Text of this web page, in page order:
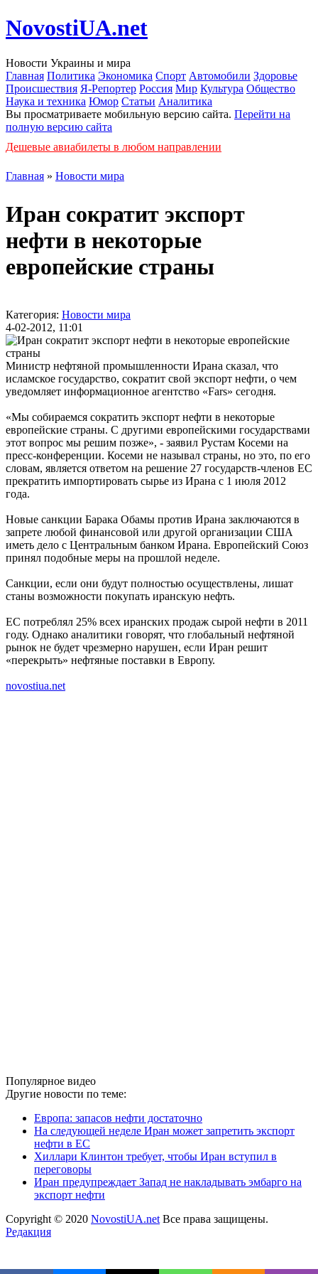
NovostiUA.net
Новости Украины и мира
Главная Политика Экономика Спорт Автомобили Здоровье
Происшествия Я-Репортер Россия Мир Культура Общество
Наука и техника Юмор Статьи Аналитика
Вы просматриваете мобильную версию сайта. Перейти на
полную версию сайта
Дешевые авиабилеты в любом направлении
Главная » Новости мира
Иран сократит экспорт
нефти в некоторые
европейские страны
Категория: Новости мира
4-02-2012, 11:01
Министр нефтяной промышленности Ирана сказал, что
исламское государство, сократит свой экспорт нефти, о чем
уведомляет информационное агентство «Fars» сегодня.
«Мы собираемся сократить экспорт нефти в некоторые
европейские страны. С другими европейскими государствами
этот вопрос мы решим позже», - заявил Рустам Косеми на
пресс-конференции. Косеми не называл страны, но это, по его
словам, является ответом на решение 27 государств-членов ЕС
прекратить импортировать сырье из Ирана с 1 июля 2012
года.
Новые санкции Барака Обамы против Ирана заключаются в
запрете любой финансовой или другой организации США
иметь дело с Центральным банком Ирана. Европейский Союз
принял подобные меры на прошлой неделе.
Санкции, если они будут полностью осуществлены, лишат
станы возможности покупать иранскую нефть.
ЕС потреблял 25% всех иранских продаж сырой нефти в 2011
году. Однако аналитики говорят, что глобальный нефтяной
рынок не будет чрезмерно нарушен, если Иран решит
«перекрыть» нефтяные поставки в Европу.
novostiua.net
Популярное видео
Другие новости по теме:
Европа: запасов нефти достаточно
На следующей неделе Иран может запретить экспорт
нефти в ЕС
Хиллари Клинтон требует, чтобы Иран вступил в
переговоры
Иран предупреждает Запад не накладывать эмбарго на
экспорт нефти
Copyright © 2020 NovostiUA.net Все права защищены.
Редакция